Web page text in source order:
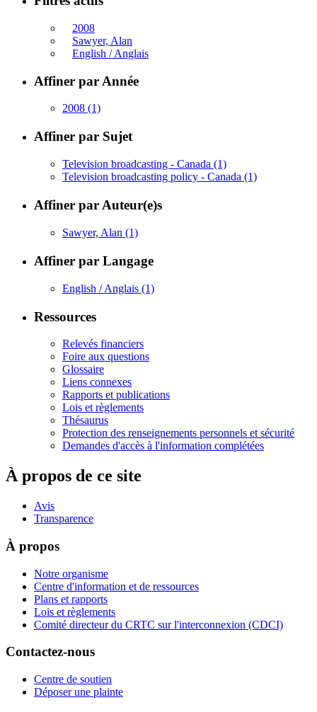
2008
Sawyer, Alan
English / Anglais
Affiner par Année
2008 (1)
Affiner par Sujet
Television broadcasting - Canada (1)
Television broadcasting policy - Canada (1)
Affiner par Auteur(e)s
Sawyer, Alan (1)
Affiner par Langage
English / Anglais (1)
Ressources
Relevés financiers
Foire aux questions
Glossaire
Liens connexes
Rapports et publications
Lois et règlements
Thésaurus
Protection des renseignements personnels et sécurité
Demandes d'accès à l'information complétées
À propos de ce site
Avis
Transparence
À propos
Notre organisme
Centre d'information et de ressources
Plans et rapports
Lois et règlements
Comité directeur du CRTC sur l'interconnexion (CDCI)
Contactez-nous
Centre de soutien
Déposer une plainte